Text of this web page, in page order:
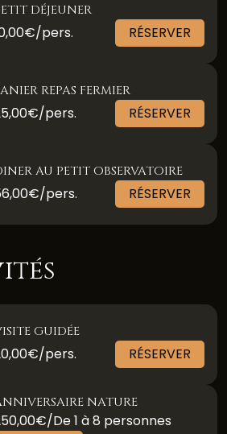
DÉJEUNER
pers. RÉSERVER
REPAS FERMIER
pers. RÉSERVER
AU PETIT OBSERVATOIRE
pers. RÉSERVER
GUIDÉE
pers. RÉSERVER
NATURE
De 1 à 8 personnes